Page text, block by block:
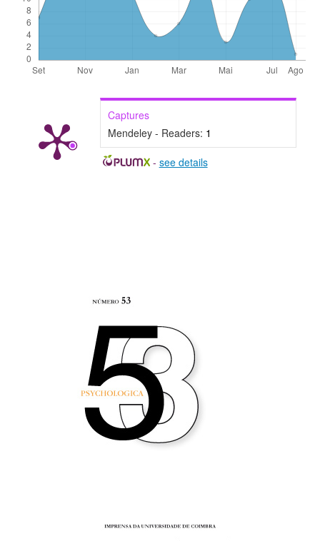
Captures
Mendeley - Readers: 1
- see details